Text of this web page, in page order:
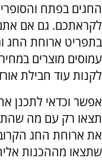
החגים בפתח
לקראתכם. גם אם אתם
בתפריט ארוחת החג
עמוסים מוצרים
לקנות עוד חבילת
אפשר וכדאי לתכנן
תצאו רק עם מה
את ארוחת החג
שתצאו מההכנות